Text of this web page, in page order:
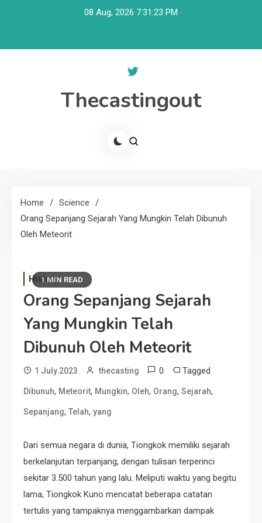
08 Aug, 2026 7:31:23 PM
Thecastingout
Home
Science
Orang Sepanjang Sejarah Yang Mungkin Telah Dibunuh
Oleh Meteorit
1 MIN READ
History
Orang Sepanjang Sejarah
Yang Mungkin Telah
Dibunuh Oleh Meteorit
1 July 2023 thecasting 0 Tagged
Dibunuh, Meteorit, Mungkin, Oleh, Orang, Sejarah,
Sepanjang, Telah, yang
Dari semua negara di dunia, Tiongkok memiliki sejarah
berkelanjutan terpanjang, dengan tulisan terperinci
sekitar 3.500 tahun yang lalu. Meliputi waktu yang begitu
lama, Tiongkok Kuno mencatat beberapa catatan
tertulis yang tampaknya menggambarkan dampak